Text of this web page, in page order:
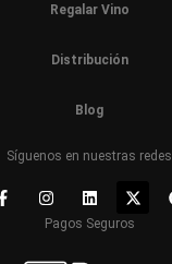
Regalar Vino
Distribución
Blog
Síguenos en nuestras redes
Pagos Seguros